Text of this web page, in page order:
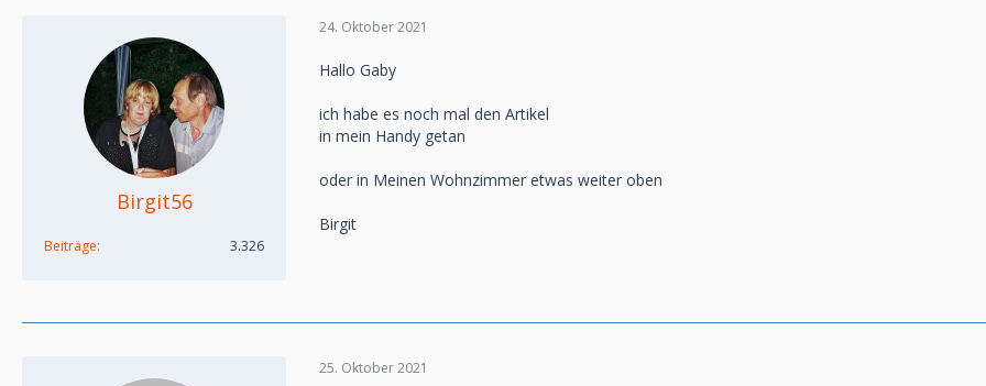
Birgit56
Beiträge 3.326
24. Oktober 2021
Hallo Gaby
ich habe es noch mal den Artikel
in mein Handy getan
oder in Meinen Wohnzimmer etwas weiter oben
Birgit
25. Oktober 2021